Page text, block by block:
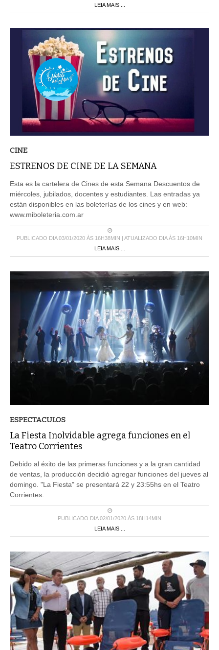
LEIA MAIS ...
CINE
ESTRENOS DE CINE DE LA SEMANA
Esta es la cartelera de Cines de esta Semana Descuentos de
miércoles, jubilados, docentes y estudiantes. Las entradas ya
están disponibles en las boleterías de los cines y en web:
www.miboleteria.com.ar
PUBLICADO DIA 03/01/2020 ÀS 16H38MIN | ATUALIZADO DIA ÀS 16H10MIN
LEIA MAIS ...
ESPECTACULOS
La Fiesta Inolvidable agrega funciones en el
Teatro Corrientes
Debido al éxito de las primeras funciones y a la gran cantidad
de ventas, la producción decidió agregar funciones del jueves al
domingo. "La Fiesta" se presentará 22 y 23:55hs en el Teatro
Corrientes.
PUBLICADO DIA 02/01/2020 ÀS 18H14MIN
LEIA MAIS ...